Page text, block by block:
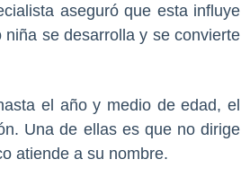
aseguró que esta influye
se desarrolla y se convierte
el año y medio de edad, el
Una de ellas es que no dirige
atiende a su nombre.